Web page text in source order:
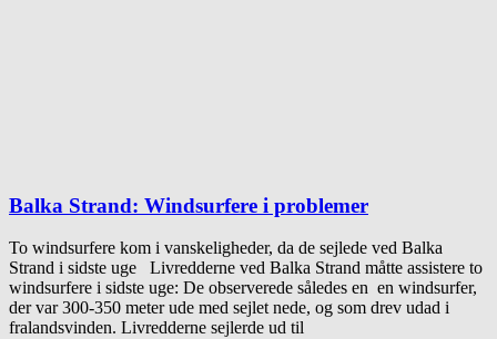
Balka Strand: Windsurfere i problemer
To windsurfere kom i vanskeligheder, da de sejlede ved Balka
Strand i sidste uge Livredderne ved Balka Strand måtte assistere to
windsurfere i sidste uge: De observerede således en en windsurfer,
der var 300-350 meter ude med sejlet nede, og som drev udad i
fralandsvinden. Livredderne sejlerde ud til